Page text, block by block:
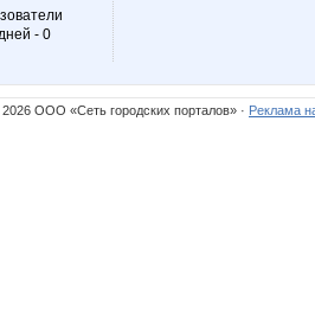
- 0
ООО «Сеть городских порталов» · Реклама